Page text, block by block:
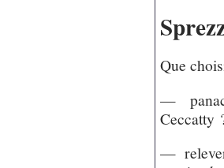
Que
—
Ceccatty
—